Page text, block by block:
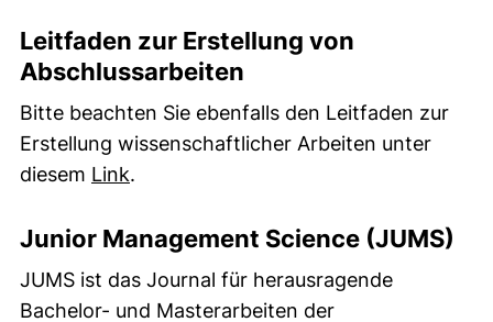
Leitfaden zur Erstellung von
Abschlussarbeiten
Bitte beachten Sie ebenfalls den Leitfaden zur
Erstellung wissenschaftlicher Arbeiten unter
diesem Link(externer Link, öffnet neues Fenster)
.
Junior Management Science (JUMS)
JUMS ist das Journal für herausragende
Bachelor- und Masterarbeiten der